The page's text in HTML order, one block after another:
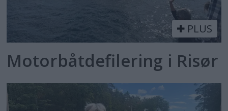
PLUS
Motorbåtdefilering i Risør